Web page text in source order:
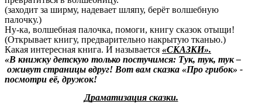
(заходит за ширму, надевает шляпу, берёт волшебную
палочку.)
Ну-ка, волшебная палочка, помоги, книгу сказок отыщи!
(Открывает книгу, предварительно накрытую тканью.)
Какая интересная книга. И называется «СКАЗКИ».
«В книжку детскую только постучимся: Тук, тук, тук –
оживут страницы вдруг! Вот вам сказка «Про грибок» -
посмотри её, дружок!
Драматизация сказки.